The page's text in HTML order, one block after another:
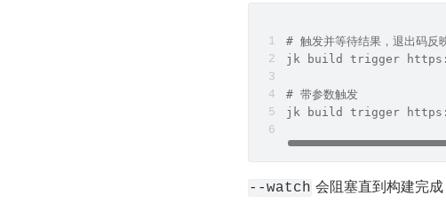
# 触发并等待结果，退出码反
jk build trigger
# 带参数触发
jk build trigger https://
--watch 会阻塞直到构建完